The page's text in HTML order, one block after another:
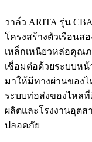
วาล์ว ARITA รุ่น
โครงสร้างตัวเรือนสอ
เหล็กเหนียวหล่อคุณภ
เชื่อมต่อด้วยระบบห
มาให้มีทางผ่านของไ
ระบบท่อส่งของไหล
ผลิตและโรงงานอุต
ปลอดภัย